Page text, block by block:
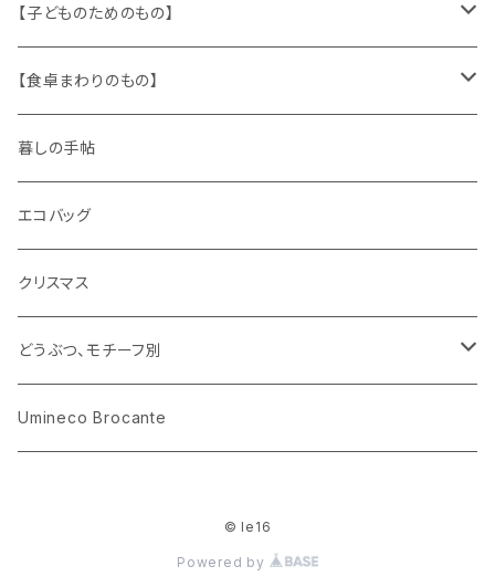
キャラクター
ピノキオ
文房具
木製品
ミニチュア、ドールハウス
パズル、ゲーム
古本、古雑誌、古えほん
古レコード
古せっけん
ラッピングペーパー、壁紙
ガラス
プラスチック
紙
トリム
ワッペン
キッチンクロス、ナプキン
ニット
布地
【子どものためのもの】
身に着けるもの
【食卓まわりのもの】
ガラス
花びん
小物入れ
陶磁器
カップアンドソーサー
プレート
木製品
ホーロー
メタル
暮しの手帖
エコバッグ
クリスマス
どうぶつ、モチーフ別
くま、ベア
Umineco Brocante
© le16
Powered by